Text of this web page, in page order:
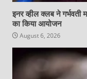
इनर व्हील क्लब ने
का किया आयोजन
August 6, 2026